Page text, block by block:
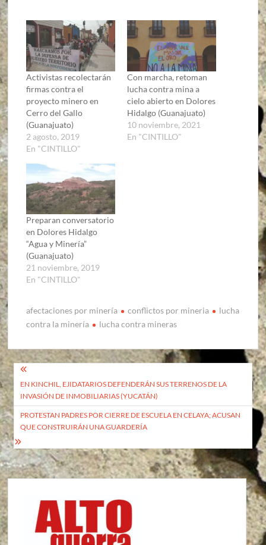
Activistas recolectarán
firmas contra el
proyecto minero en
Cerro del Gallo
(Guanajuato)
2 agosto, 2019
En "CINTILLO"
Con marcha, retoman
lucha contra mina a
cielo abierto en Dolores
Hidalgo (Guanajuato)
10 noviembre, 2021
En "CINTILLO"
Preparan conversatorio
en Dolores Hidalgo
“Agua y Minería”
(Guanajuato)
21 noviembre, 2019
En "CINTILLO"
afectaciones por minería conflictos por mineria
lucha
contra la minería
lucha contra mineras
Navegación
de
entradas
EN KINCHIL, EJIDATARIOS DEFENDERÁN SUS TERRENOS DE LA
INVASIÓN DE INMOBILIARIAS (YUCATÁN)
PROTESTAN PADRES POR CIERRE DE ESCUELA EN CELAYA; ACUSAN
QUE CONSTRUIRÁN UNA GUARDERÍA